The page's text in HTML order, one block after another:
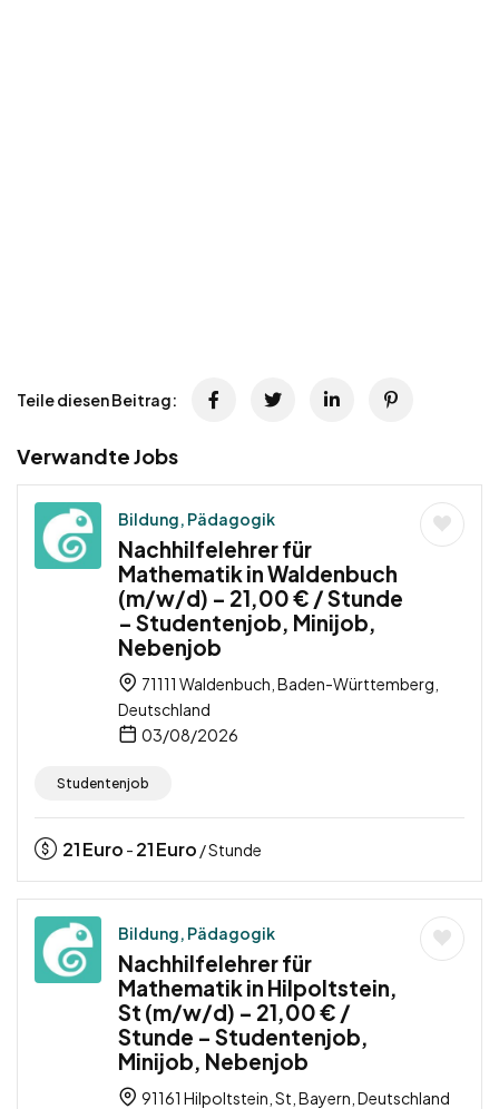
Teile diesen Beitrag:
Verwandte Jobs
Bildung, Pädagogik
Nachhilfelehrer für
Mathematik in Waldenbuch
(m/w/d) – 21,00 € / Stunde
– Studentenjob, Minijob,
Nebenjob
71111 Waldenbuch, Baden-Württemberg,
Deutschland
03/08/2026
Studentenjob
21Euro - 21Euro / Stunde
Bildung, Pädagogik
Nachhilfelehrer für
Mathematik in Hilpoltstein,
St (m/w/d) – 21,00 € /
Stunde – Studentenjob,
Minijob, Nebenjob
91161 Hilpoltstein, St, Bayern, Deutschland